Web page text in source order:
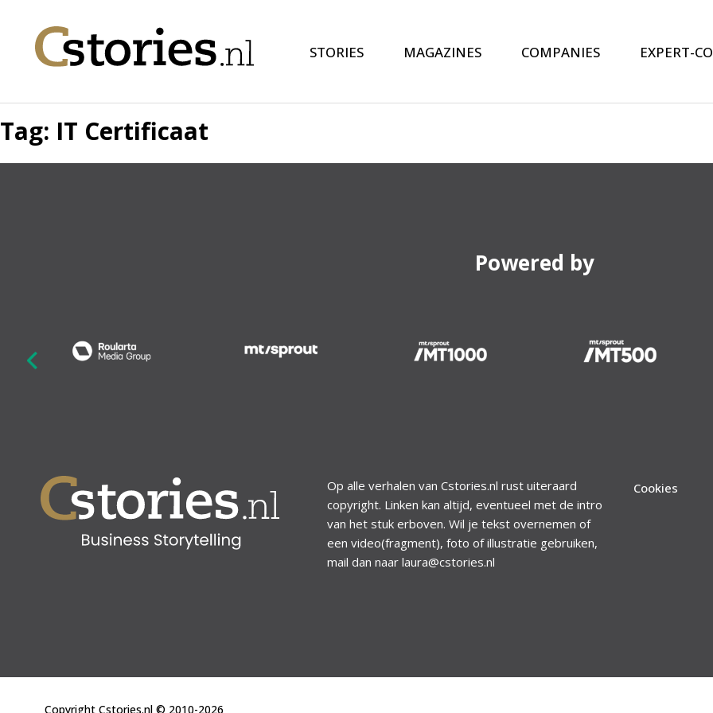
STORIES MAGAZINES COMPANIES EXPERT-
Tag: IT Certificaat
Powered by
Op alle verhalen van Cstories.nl rust uiteraard
copyright. Linken kan altijd, eventueel met de intro
van het stuk erboven. Wil je tekst overnemen of
een video(fragment), foto of illustratie gebruiken,
mail dan naar laura@cstories.nl
Cookies
Copyright Cstories.nl © 2010-2026